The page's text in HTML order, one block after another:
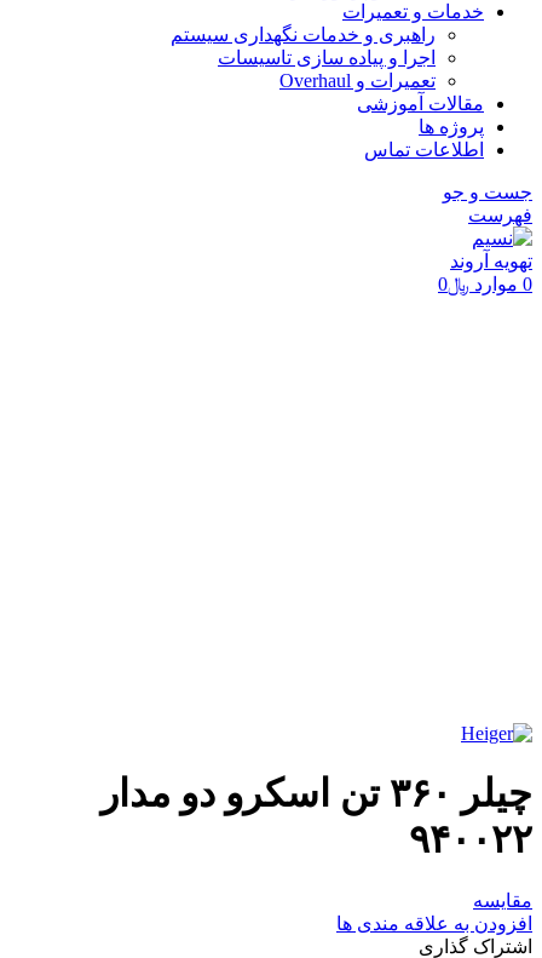
خدمات و تعمیرات
راهبری و خدمات نگهداری سیستم
اجرا و پیاده سازی تاسیسات
تعمیرات و Overhaul
مقالات آموزشی
پروژه ها
اطلاعات تماس
جست و جو
فهرست
0 موارد ﷼0
چیلر ۳۶۰ تن اسکرو دو مدار
۹۴۰۰۲۲
مقایسه
افزودن به علاقه مندی ها
اشتراک گذاری